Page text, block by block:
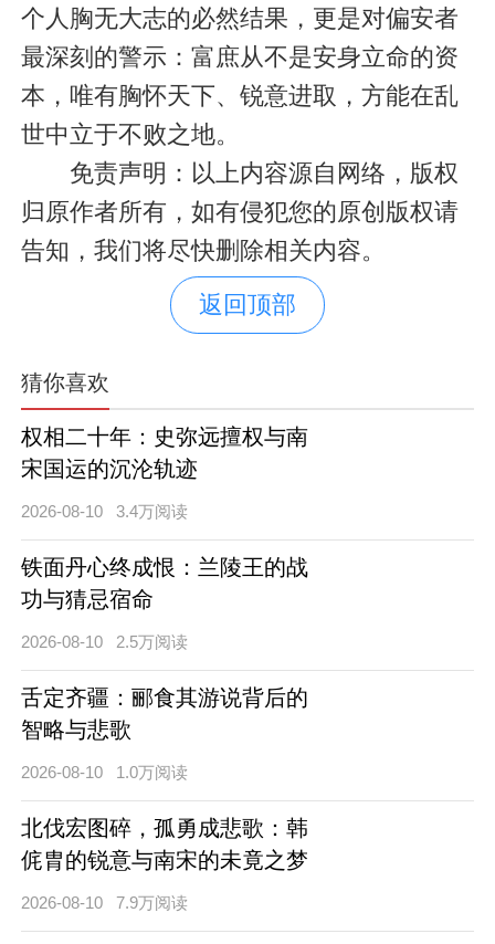
个人胸无大志的必然结果，更是对偏安者
最深刻的警示：富庶从不是安身立命的资
本，唯有胸怀天下、锐意进取，方能在乱
世中立于不败之地。
免责声明：以上内容源自网络，版权
归原作者所有，如有侵犯您的原创版权请
告知，我们将尽快删除相关内容。
返回顶部
猜你喜欢
权相二十年：史弥远擅权与南
宋国运的沉沦轨迹
2026-08-10 3.4万阅读
铁面丹心终成恨：兰陵王的战
功与猜忌宿命
2026-08-10 2.5万阅读
舌定齐疆：郦食其游说背后的
智略与悲歌
2026-08-10 1.0万阅读
北伐宏图碎，孤勇成悲歌：韩
侂胄的锐意与南宋的未竟之梦
2026-08-10 7.9万阅读